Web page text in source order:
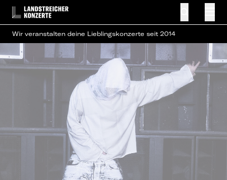
Wir veranstalten deine Lieblingskonzerte seit 2014